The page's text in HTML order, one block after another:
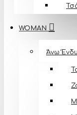
WOMAN
Άνω